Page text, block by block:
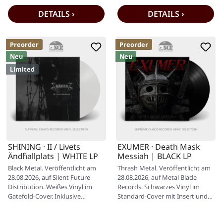
DETAILS › DETAILS ›
Preorder
Neu
Limited
SHINING · II / Livets
Ändh̊allplats | WHITE LP
Black Metal. Veröffentlicht am
28.08.2026, auf Silent Future
Distribution. Weißes Vinyl im
Gatefold-Cover. Inklusive
Preorder
Neu
EXUMER · Death Mask
Messiah | BLACK LP
Thrash Metal. Veröffentlicht am
28.08.2026, auf Metal Blade
Records. Schwarzes Vinyl im
Standard-Cover mit Insert und